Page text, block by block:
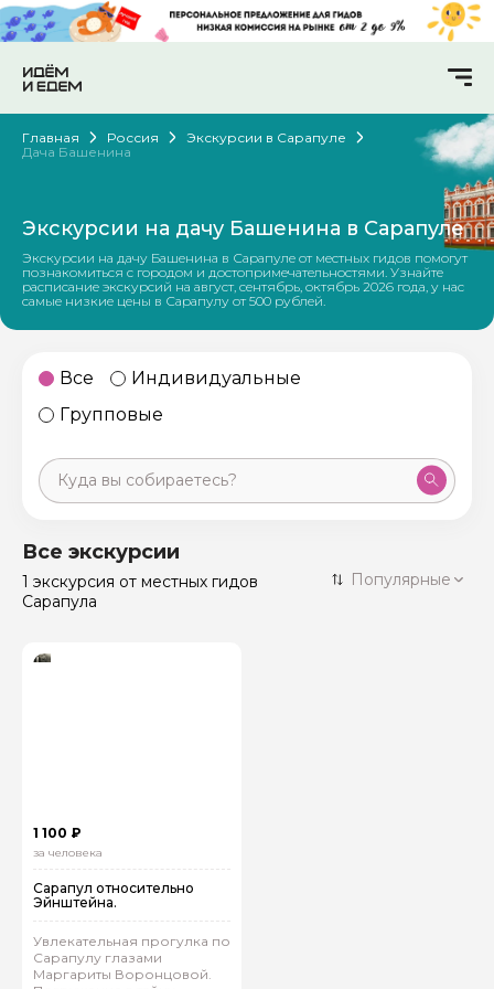
Главная Россия
Экскурсии в Сарапуле
Дача Башенина
Экскурсии на дачу Башенина в Сарапуле
Экскурсии на дачу Башенина в Сарапуле от местных гидов помогут
познакомиться с городом и достопримечательностями. Узнайте
расписание экскурсий на август, сентябрь, октябрь 2026 года, у нас
самые низкие цены в Сарапулу от 500 рублей.
Все
Индивидуальные
Групповые
Санкт-Петербург
Россия
50 экскурсий
Все экскурсии
1 экскурсия от местных гидов
Сарапула
Популярные
1 100 ₽
за человека
Сарапул относительно
Эйнштейна.
Увлекательная прогулка по
Сарапулу глазами
Маргариты Воронцовой.